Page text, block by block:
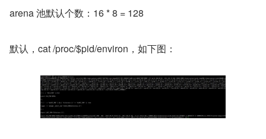
arena 池默认个数：16 * 8 = 128
默认，cat /proc/$pid/environ，如下图：